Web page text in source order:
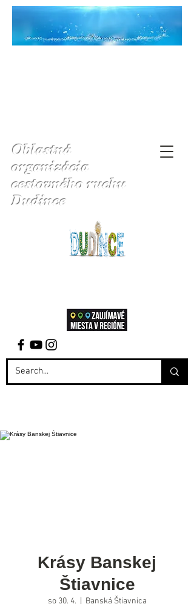
Oblastná
organizácia
cestovného ruchu
Dudince
Krásy Banskej
Štiavnice
so 30. 4. Banská Štiavnica